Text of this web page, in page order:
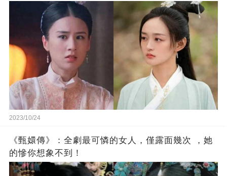
2023/10/24
《甄嬛傳》：全劇最可憐的女人，僅露面幾次 ，她
的慘你想象不到！